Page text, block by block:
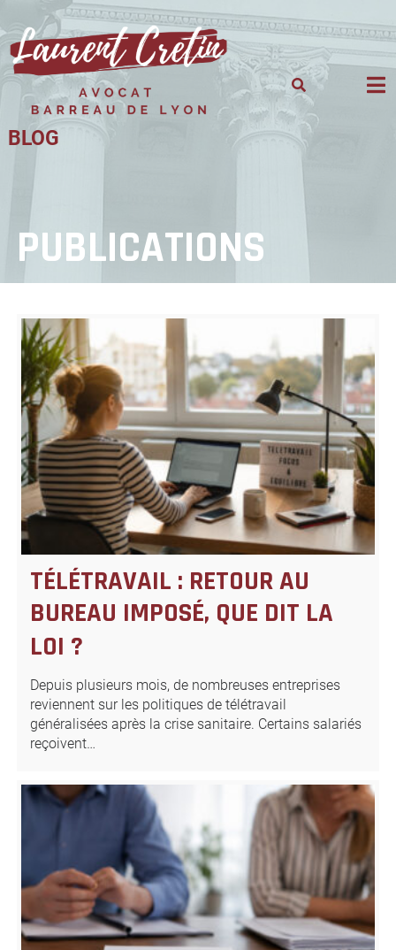
to
content
BLOG
PUBLICATIONS
TÉLÉTRAVAIL : RETOUR AU
BUREAU IMPOSÉ, QUE DIT LA
LOI ?
Depuis plusieurs mois, de nombreuses entreprises
reviennent sur les politiques de télétravail
généralisées après la crise sanitaire. Certains salariés
reçoivent…